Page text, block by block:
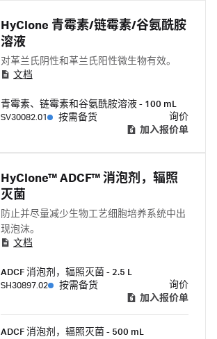
HyClone 青霉素/链霉素/谷氨酰胺
溶液
对革兰氏阴性和革兰氏阳性微生物有效。
文档
青霉素、链霉素和谷氨酰胺溶液 - 100 mL
SV30082.01
按需备货
询价
加入报价单
HyClone™ ADCF™ 消泡剂，辐照
灭菌
防止并尽量减少生物工艺细胞培养系统中出
现泡沫。
文档
ADCF 消泡剂，辐照灭菌 - 2.5 L
SH30897.02
按需备货
询价
加入报价单
ADCF 消泡剂，辐照灭菌 - 500 mL